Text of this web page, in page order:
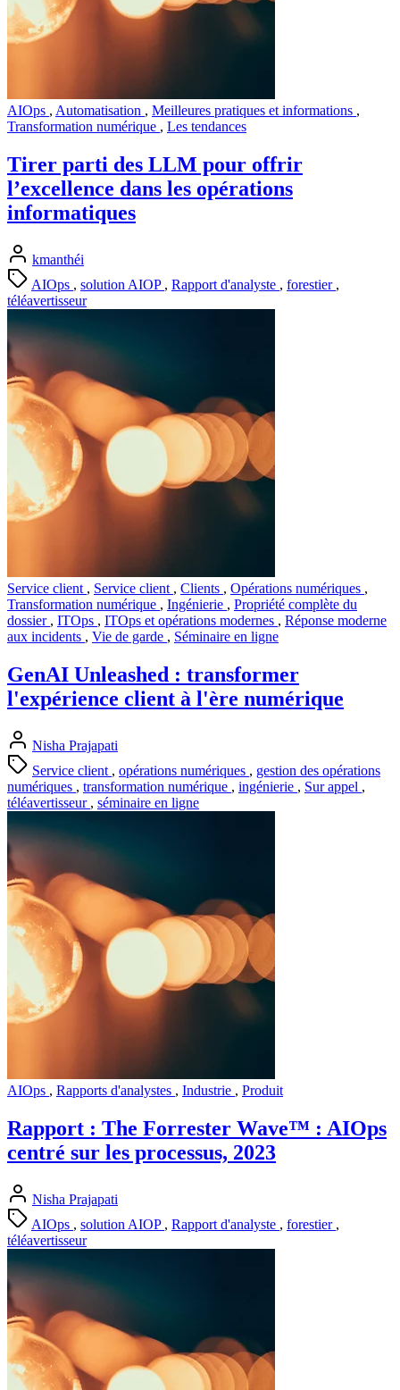
AIOps , Automatisation , Meilleures pratiques et informations ,
Transformation numérique , Les tendances
Tirer parti des LLM pour offrir
l’excellence dans les opérations
informatiques
kmanthéi
AIOps , solution AIOP , Rapport d'analyste , forestier ,
téléavertisseur
Service client , Service client , Clients , Opérations numériques ,
Transformation numérique , Ingénierie , Propriété complète du
dossier , ITOps , ITOps et opérations modernes , Réponse moderne
aux incidents , Vie de garde , Séminaire en ligne
GenAI Unleashed : transformer
l'expérience client à l'ère numérique
Nisha Prajapati
Service client , opérations numériques , gestion des opérations
numériques , transformation numérique , ingénierie , Sur appel ,
téléavertisseur , séminaire en ligne
AIOps , Rapports d'analystes , Industrie , Produit
Rapport : The Forrester Wave™ : AIOps
centré sur les processus, 2023
Nisha Prajapati
AIOps , solution AIOP , Rapport d'analyste , forestier ,
téléavertisseur